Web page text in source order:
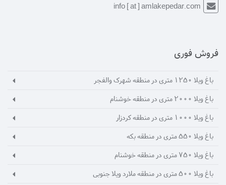
info [ at ] amlakepedar.com
فروش فوری
باغ ویلا 1250 متری در منطقه شهرک والفجر
باغ ویلا 2000 متری در منطقه خوشنام
باغ ویلا 1000 متری در منطقه کردزار
باغ ویلا 550 متری در منطقه بکه
باغ ویلا 750 متری در منطقه خوشنام
باغ ویلا 500 متری در منطقه ملارد ویلا جنوبی